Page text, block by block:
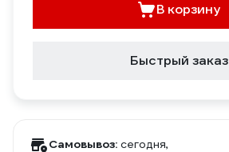
В корзину
Быстрый заказ
Самовывоз: сегодня,